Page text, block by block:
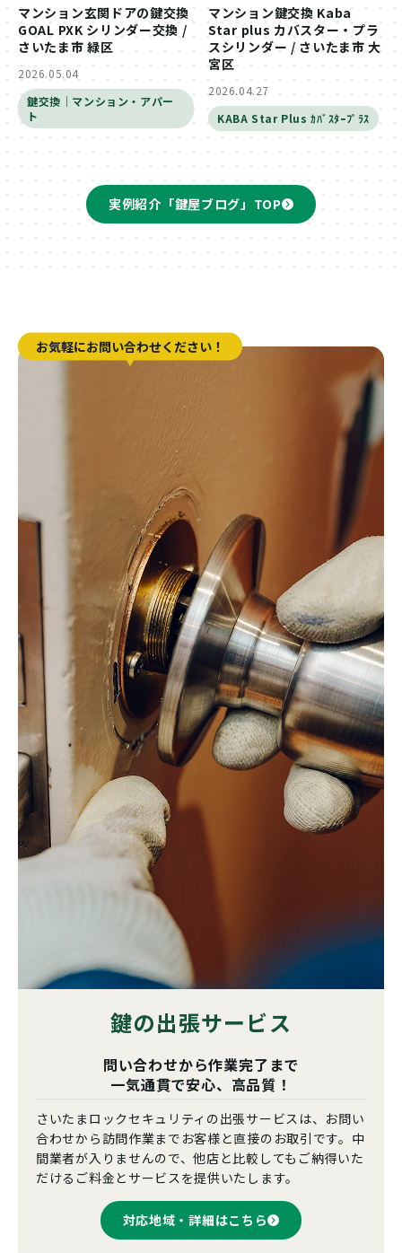
マンション玄関ドアの鍵交換
GOAL PXK シリンダー交換 /
さいたま市 緑区
2026.05.04
鍵交換｜マンション・アパー
ト
マンション鍵交換 Kaba
Star plus カバスター・プラ
スシリンダー / さいたま市 大
宮区
2026.04.27
KABA Star Plus ｶﾊﾞｽﾀｰﾌﾟﾗｽ
実例紹介「鍵屋ブログ」TOP
お気軽にお問い合わせください！
鍵の出張サービス
問い合わせから作業完了まで
一気通貫で安心、高品質！
さいたまロックセキュリティの出張サービスは、お問い
合わせから訪問作業までお客様と直接のお取引です。中
間業者が入りませんので、他店と比較してもご納得いた
だけるご料金とサービスを提供いたします。
対応地域・詳細はこちら